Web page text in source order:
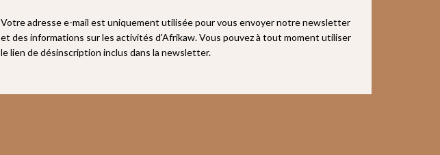
Votre adresse e-mail est uniquement utilisée pour vous envoyer notre newsletter
et des informations sur les activités d'Afrikaw. Vous pouvez à tout moment utiliser
le lien de désinscription inclus dans la newsletter.